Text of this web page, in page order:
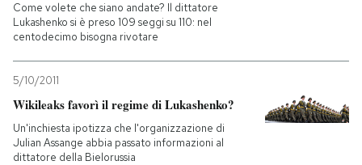
Come volete che siano andate? Il dittatore
Lukashenko si è preso 109 seggi su 110: nel
centodecimo bisogna rivotare
5/10/2011
Wikileaks favorì il regime di Lukashenko?
Un'inchiesta ipotizza che l'organizzazione di
Julian Assange abbia passato informazioni al
dittatore della Bielorussia